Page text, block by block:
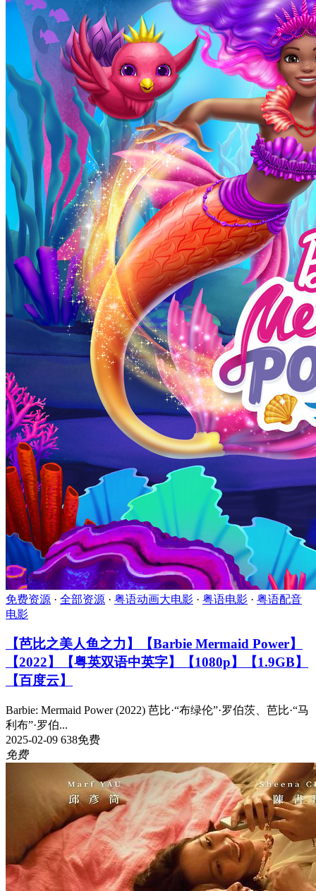
免费资源 · 全部资源 · 粤语动画大电影 · 粤语电影 · 粤语配音
电影
【芭比之美人鱼之力】【Barbie Mermaid Power】
【2022】【粤英双语中英字】【1080p】【1.9GB】
【百度云】
Barbie: Mermaid Power (2022) 芭比·“布绿伦”·罗伯茨、芭比·“马
利布”·罗伯...
2025-02-09 638免费
免费